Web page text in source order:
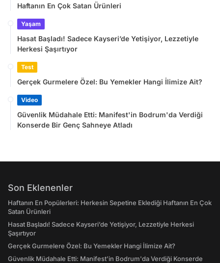
Haftanın En Çok Satan Ürünleri
Yaşam
Hasat Başladı! Sadece Kayseri’de Yetişiyor, Lezzetiyle
Herkesi Şaşırtıyor
Test
Gerçek Gurmelere Özel: Bu Yemekler Hangi İlimize Ait?
Video
Güvenlik Müdahale Etti: Manifest'in Bodrum'da Verdiği
Konserde Bir Genç Sahneye Atladı
Son Eklenenler
Haftanın En Popülerleri: Herkesin Sepetine Eklediği Haftanın En Çok
Satan Ürünleri
Hasat Başladı! Sadece Kayseri’de Yetişiyor, Lezzetiyle Herkesi
Şaşırtıyor
Gerçek Gurmelere Özel: Bu Yemekler Hangi İlimize Ait?
Güvenlik Müdahale Etti: Manifest'in Bodrum'da Verdiği Konserde